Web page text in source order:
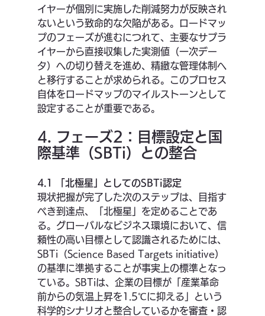
イヤーが個別に実施した削減努力が反映され
ないという致命的な欠陥がある。ロードマッ
プのフェーズが進むにつれて、主要なサプラ
イヤーから直接収集した実測値（一次デー
タ）への切り替えを進め、精緻な管理体制へ
と移行することが求められる。このプロセス
自体をロードマップのマイルストーンとして
設定することが重要である。
4. フェーズ2：目標設定と国
際基準（SBTi）との整合
4.1 「北極星」としてのSBTi認定
現状把握が完了した次のステップは、目指す
べき到達点、「北極星」を定めることであ
る。グローバルなビジネス環境において、信
頼性の高い目標として認識されるためには、
SBTi（Science Based Targets initiative）
の基準に準拠することが事実上の標準となっ
ている。SBTiは、企業の目標が「産業革命
前からの気温上昇を1.5℃に抑える」という
科学的シナリオと整合しているかを審査・認